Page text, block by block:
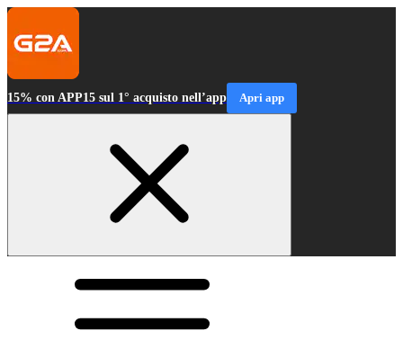
15% con APP15 sul 1° acquisto nell’app Apri app